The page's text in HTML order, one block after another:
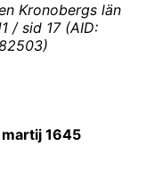
Kronobergs län
/ sid 17 (AID:
1645